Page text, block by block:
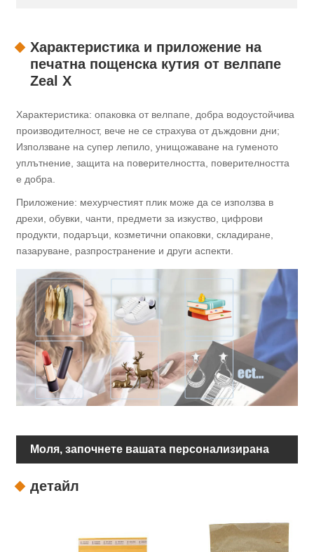
Характеристика и приложение на
печатна пощенска кутия от велпапе
Zeal X
Характеристика: опаковка от велпапе, добра водоустойчива
производителност, вече не се страхува от дъждовни дни;
Използване на супер лепило, унищожаване на гуменото
уплътнение, защита на поверителността, поверителността
е добра.
Приложение: мехурчестият плик може да се използва в
дрехи, обувки, чанти, предмети за изкуство, цифрови
продукти, подаръци, козметични опаковки, складиране,
пазаруване, разпространение и други аспекти.
Моля, започнете вашата персонализирана
детайл